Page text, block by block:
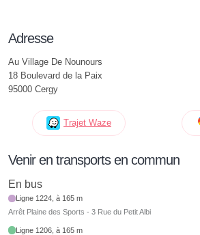
Adresse
Au Village De Nounours
18 Boulevard de la Paix
95000 Cergy
Trajet Waze
Venir en transports en commun
En bus
Ligne 1224, à 165 m
Arrêt Plaine des Sports - 3 Rue du Petit Albi
Ligne 1206, à 165 m